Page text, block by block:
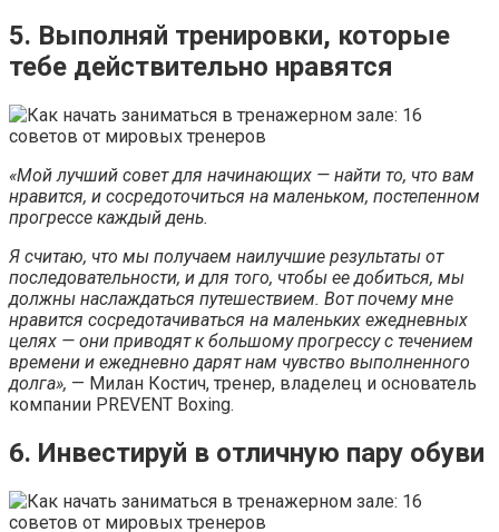
5. Выполняй тренировки, которые
тебе действительно нравятся
«Мой лучший совет для начинающих — найти то, что вам
нравится, и сосредоточиться на маленьком, постепенном
прогрессе каждый день.
Я считаю, что мы получаем наилучшие результаты от
последовательности, и для того, чтобы ее добиться, мы
должны наслаждаться путешествием. Вот почему мне
нравится сосредотачиваться на маленьких ежедневных
целях — они приводят к большому прогрессу с течением
времени и ежедневно дарят нам чувство выполненного
долга», — Милан Костич, тренер, владелец и основатель
компании PREVENT Boxing.
6. Инвестируй в отличную пару обуви